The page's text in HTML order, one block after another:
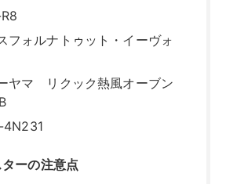
ォルナトゥット・イーヴォ
ヤマ リクック熱風オーブン
ーの注意点